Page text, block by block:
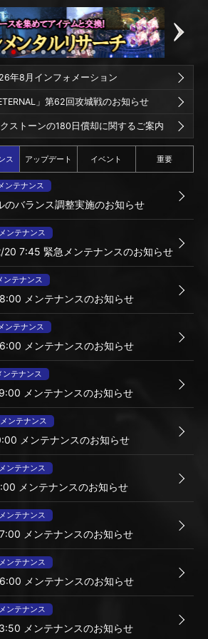
年8月インフォメーション
ETERNAL」第62回攻城戦のお知らせ
ストーンの180日償却に関するご案内
ス アップデート イベント 重要
ンテナンス
バランス調整実施のお知らせ
メンテナンス
7:45 緊急メンテナンスのお知らせ
ンテナンス
メンテナンスのお知らせ
ンテナンス
メンテナンスのお知らせ
ンテナンス
メンテナンスのお知らせ
メンテナンス
メンテナンスのお知らせ
メンテナンス
メンテナンスのお知らせ
メンテナンス
メンテナンスのお知らせ
メンテナンス
メンテナンスのお知らせ
メンテナンス
メンテナンスのお知らせ